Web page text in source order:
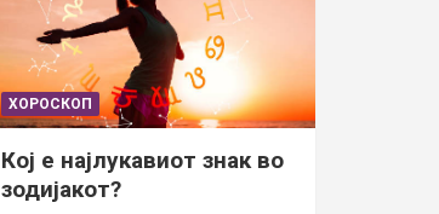
ХОРОСКОП
Кој е најлукавиот знак во
зодијакот?